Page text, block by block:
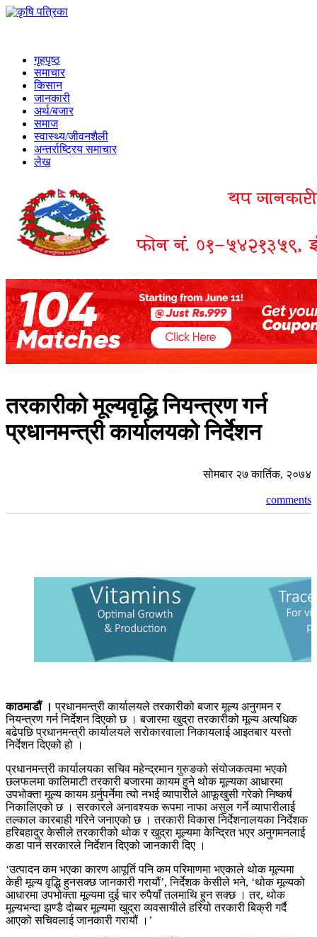
गृहपृष्ठ
समाचार
किसान
जानकारी
अर्थ/बजार
समाज
स्वास्थ्य/जीवनशैली
अन्तर्राष्ट्रिय समाचार
लेख
तरकारीको मूल्यवृद्धि नियन्त्रण गर्न
प्रधानमन्त्री कार्यालयको निर्देशन
सोमबार २७ कार्तिक, २०७४
comments
काठमाडौं ।प्रधानमन्त्री कार्यालयले तरकारीको बजार मूल्य अनुगमन र
नियन्त्रण गर्न निर्देशन दिएको छ । बजारमा खुद्रा तरकारीको मूल्य अत्यधिक
बढेपछि प्रधानमन्त्री कार्यालयले सरोकारवाला निकायलाई आइतबार यस्तो
निर्देशन दिएको हो ।
प्रधानमन्त्री कार्यालयका सचिव महेन्द्रमान गुरुङको संयोजकत्वमा भएको
छलफलमा कालिमाटी तरकारी बजारमा कायम हुने थोक मूल्यका आधारमा
उपभोक्ता मूल्य कायम गर्र्नुपर्नेमा त्यो नभई व्यापारीले आफूखुसी गरेको निष्कर्ष
निकालिएको छ । सरकारले अनावश्यक रूपमा नाफा असुल गर्ने व्यापारीलाई
तल्काल कारबाही गरिने जनाएको छ । तरकारी विकास निर्देशनालयका निर्देशक
हरिबहादुर केसीले तरकारीको थोक र खुद्रा मूल्यमा केन्द्रित भएर अनुगमनलाई
कडा पार्न सरकारले निर्देशन दिएको जानकारी दिए ।
‘उत्पादन कम भएका कारण आपूर्ति पनि कम परिमाणमा भएकाले थोक मूल्यमा
केही मूल्य वृद्धि हुनसक्छ जानकारी गरायौं’, निर्देशक केसीले भने, ‘थोक मूल्यको
आधारमा उपभोक्ता मूल्यमा दुई चार रुपैयाँ तलमाथि हुन सक्छ । तर, थोक
मूल्यभन्दा झण्डै दोब्बर मूल्यमा खुद्रा व्यवसायीले हरियो तरकारी बिक्री गर्दै
आएको सचिवलाई जानकारी गरायौं ।’